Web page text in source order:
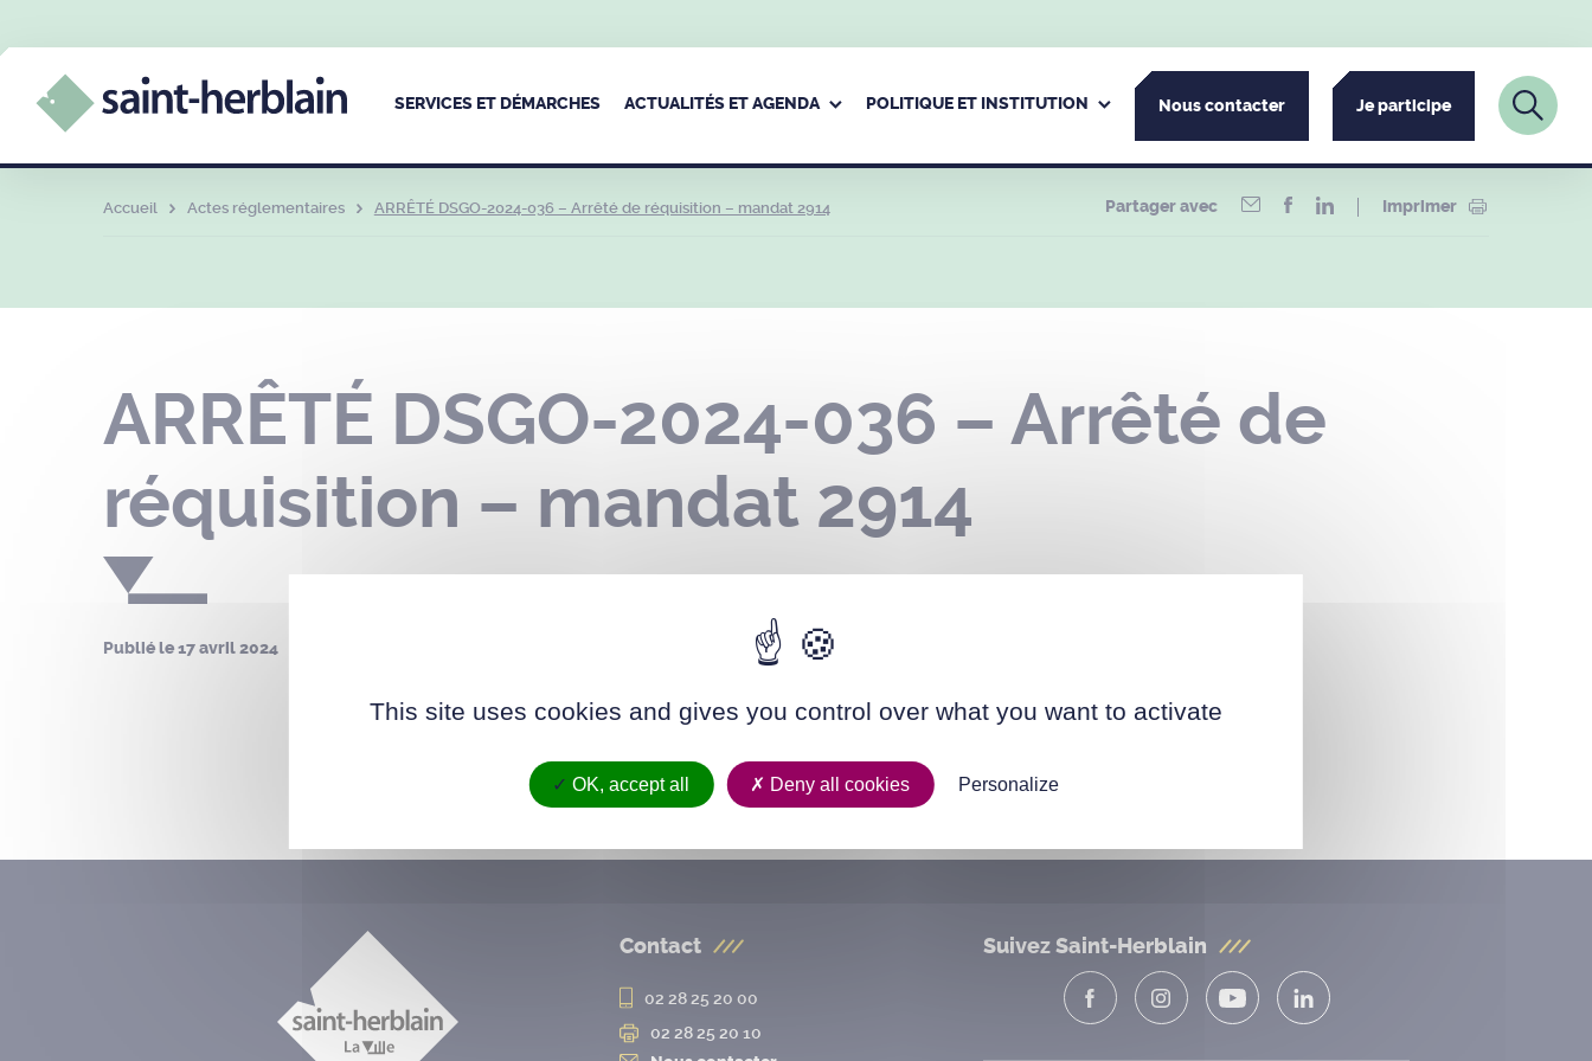
SERVICES ET DÉMARCHES ACTUALITÉS ET AGENDA POLITIQUE ET INSTITUTION Nous contacter Je participe
Accueil Actes réglementaires ARRÊTÉ DSGO-2024-036 – Arrêté de réquisition – mandat 2914 Partager avec Imprimer
ARRÊTÉ DSGO-2024-036 – Arrêté de
réquisition – mandat 2914
Publié le17 avril 2024
Contact
02 28 25 20 00
02 28 25 20 10
Suivez Saint-Herblain
This site uses cookies and gives you control over what you want to activate
OK, accept all Deny all cookies Personalize